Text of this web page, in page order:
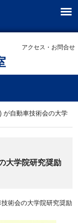
アクセス・お問合せ
自動車技術会の大学
大学院研究奨励
術会の大学院研究奨励